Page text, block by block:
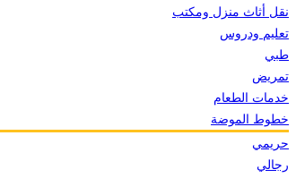
نقل أثاث منزل ومكتب
تعليم ودروس
طبي
تمريض
خدمات الطعام
خطوط الموضة
حريمي
رجالي